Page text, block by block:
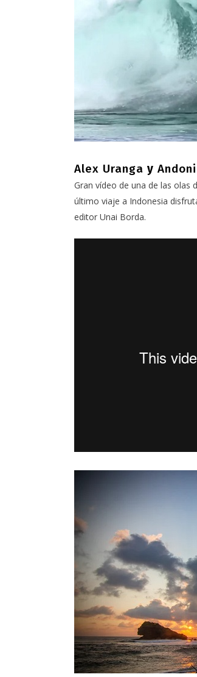
Alex Uranga y
Gran vídeo de una de las olas
último viaje a Indonesia
editor Unai Borda.